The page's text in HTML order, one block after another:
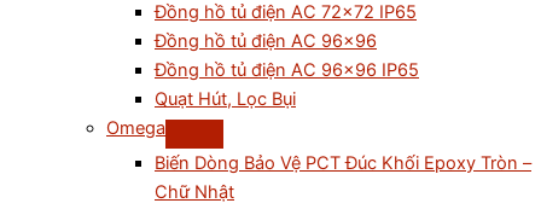
Đồng hồ tủ điện AC 72×72 IP65
Đồng hồ tủ điện AC 96×96
Đồng hồ tủ điện AC 96×96 IP65
Quạt Hút, Lọc Bụi
Omega
Biến Dòng Bảo Vệ PCT Đúc Khối Epoxy Tròn –
Chữ Nhật